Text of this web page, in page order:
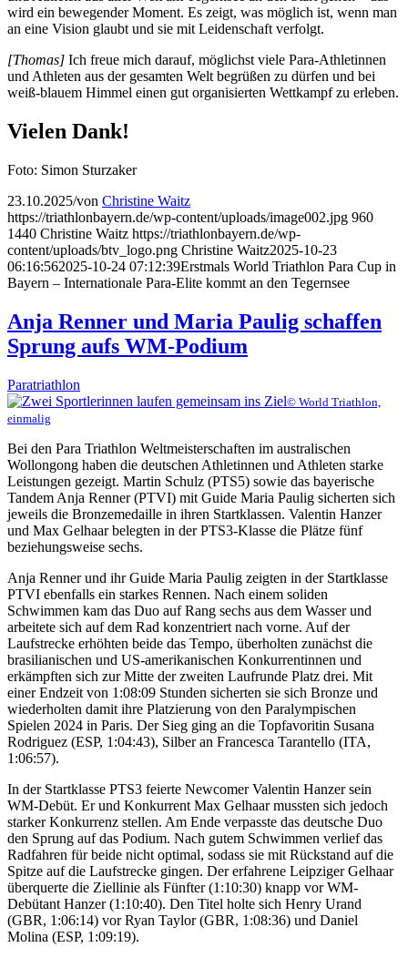
wird ein bewegender Moment. Es zeigt, was möglich ist, wenn man
an eine Vision glaubt und sie mit Leidenschaft verfolgt.
[Thomas] Ich freue mich darauf, möglichst viele Para-Athletinnen
und Athleten aus der gesamten Welt begrüßen zu dürfen und bei
weiß-blauem Himmel einen gut organisierten Wettkampf zu erleben.
Vielen Dank!
Foto: Simon Sturzaker
23.10.2025/von Christine Waitz
https://triathlonbayern.de/wp-content/uploads/image002.jpg 960
1440 Christine Waitz https://triathlonbayern.de/wp-
content/uploads/btv_logo.png Christine Waitz2025-10-23
06:16:562025-10-24 07:12:39Erstmals World Triathlon Para Cup in
Bayern – Internationale Para-Elite kommt an den Tegernsee
Anja Renner und Maria Paulig schaffen
Sprung aufs WM-Podium
Paratriathlon
© World Triathlon,
einmalig
Bei den Para Triathlon Weltmeisterschaften im australischen
Wollongong haben die deutschen Athletinnen und Athleten starke
Leistungen gezeigt. Martin Schulz (PTS5) sowie das bayerische
Tandem Anja Renner (PTVI) mit Guide Maria Paulig sicherten sich
jeweils die Bronzemedaille in ihren Startklassen. Valentin Hanzer
und Max Gelhaar belegten in der PTS3-Klasse die Plätze fünf
beziehungsweise sechs.
Anja Renner und ihr Guide Maria Paulig zeigten in der Startklasse
PTVI ebenfalls ein starkes Rennen. Nach einem soliden
Schwimmen kam das Duo auf Rang sechs aus dem Wasser und
arbeitete sich auf dem Rad konzentriert nach vorne. Auf der
Laufstrecke erhöhten beide das Tempo, überholten zunächst die
brasilianischen und US-amerikanischen Konkurrentinnen und
erkämpften sich zur Mitte der zweiten Laufrunde Platz drei. Mit
einer Endzeit von 1:08:09 Stunden sicherten sie sich Bronze und
wiederholten damit ihre Platzierung von den Paralympischen
Spielen 2024 in Paris. Der Sieg ging an die Topfavoritin Susana
Rodriguez (ESP, 1:04:43), Silber an Francesca Tarantello (ITA,
1:06:57).
In der Startklasse PTS3 feierte Newcomer Valentin Hanzer sein
WM-Debüt. Er und Konkurrent Max Gelhaar mussten sich jedoch
starker Konkurrenz stellen. Am Ende verpasste das deutsche Duo
den Sprung auf das Podium. Nach gutem Schwimmen verlief das
Radfahren für beide nicht optimal, sodass sie mit Rückstand auf die
Spitze auf die Laufstrecke gingen. Der erfahrene Leipziger Gelhaar
überquerte die Ziellinie als Fünfter (1:10:30) knapp vor WM-
Debütant Hanzer (1:10:40). Den Titel holte sich Henry Urand
(GBR, 1:06:14) vor Ryan Taylor (GBR, 1:08:36) und Daniel
Molina (ESP, 1:09:19).